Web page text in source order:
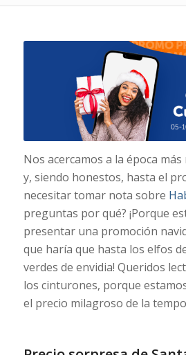
Nos acercamos a la época
y, siendo honestos, hasta el
necesitar tomar nota sobre
preguntas por qué? ¡Porque
presentar una promoción
que haría que hasta los elfos
verdes de envidia! Queridos
los cinturones, porque
el precio milagroso de la